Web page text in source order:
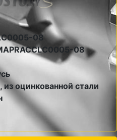
08
08
из оцинкованной стали